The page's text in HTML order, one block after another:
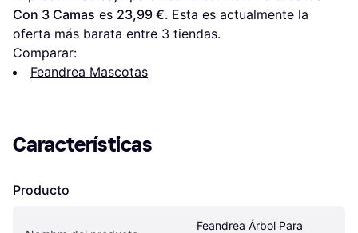
Con 3 Camas es 23,99 €. Esta es actualmente la
oferta más barata entre 3 tiendas.
Comparar:
Feandrea Mascotas
Características
Producto
Feandrea Árbol Para